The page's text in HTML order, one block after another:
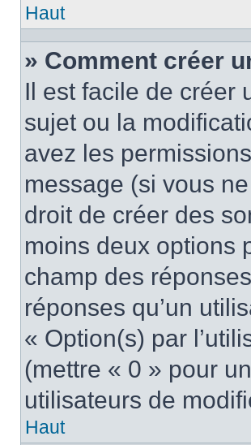
Haut
» Comment créer
Il est facile de créer
sujet ou la
avez les
message (si vous
droit de créer des
moins deux options
champ des
réponses qu’un
« Option(s) par
(mettre « 0 » pour
utilisateurs de
Haut